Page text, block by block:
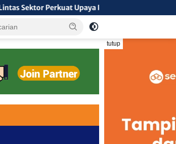
Upaya Pencegahan Kebakaran Hutan dan
tutup